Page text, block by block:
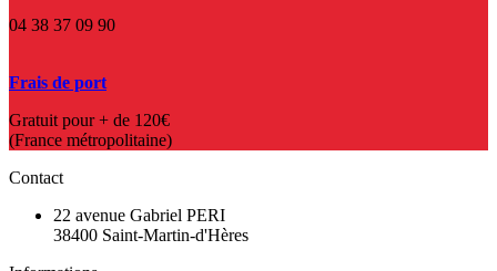
04 38 37 09 90
Frais de port
Gratuit pour + de 120€
(France métropolitaine)
Contact
22 avenue Gabriel PERI
38400 Saint-Martin-d'Hères